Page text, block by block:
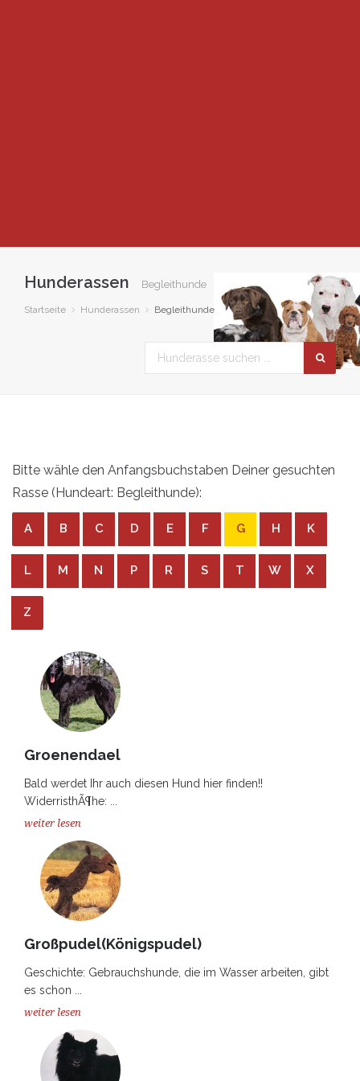
Hunderassen Begleithunde
Startseite Hunderassen Begleithunde
Bitte wähle den Anfangsbuchstaben Deiner gesuchten
Rasse (Hundeart: Begleithunde):
A B C D E F G H K
L M N P R S T W X
Z
Groenendael
Bald werdet Ihr auch diesen Hund hier finden!!
WiderristhÃ¶he: ...
weiter lesen
Großpudel(Königspudel)
Geschichte: Gebrauchshunde, die im Wasser arbeiten, gibt
es schon ...
weiter lesen